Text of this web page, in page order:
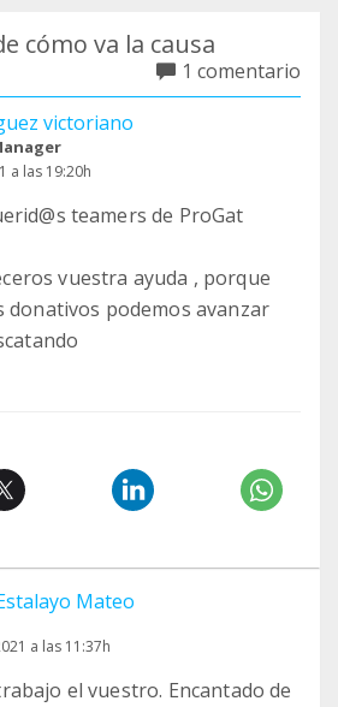
cómo va la causa
1 comentario
victoriano
a las 19:20h
teamers de ProGat
vuestra ayuda , porque
donativos podemos avanzar
Mateo
a las 11:37h
el vuestro. Encantado de